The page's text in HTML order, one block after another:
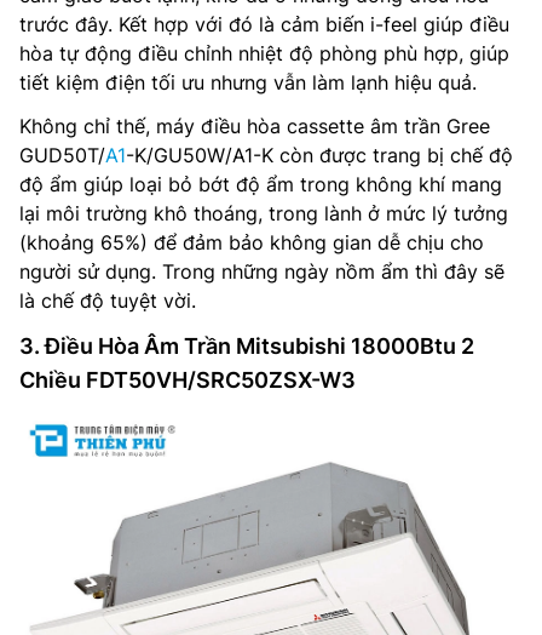
trước đây. Kết hợp với đó là cảm biến i-feel giúp điều
hòa tự động điều chỉnh nhiệt độ phòng phù hợp, giúp
tiết kiệm điện tối ưu nhưng vẫn làm lạnh hiệu quả.
Không chỉ thế, máy điều hòa cassette âm trần Gree
GUD50T/A1-K/GU50W/A1-K còn được trang bị chế độ
độ ẩm giúp loại bỏ bớt độ ẩm trong không khí mang
lại môi trường khô thoáng, trong lành ở mức lý tưởng
(khoảng 65%) để đảm bảo không gian dễ chịu cho
người sử dụng. Trong những ngày nồm ẩm thì đây sẽ
là chế độ tuyệt vời.
3. Điều Hòa Âm Trần Mitsubishi 18000Btu 2
Chiều FDT50VH/SRC50ZSX-W3